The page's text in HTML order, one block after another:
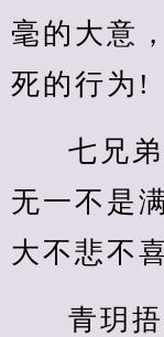
毫的大意
死的行为!
七兄
无一不是
大不悲不
青玥